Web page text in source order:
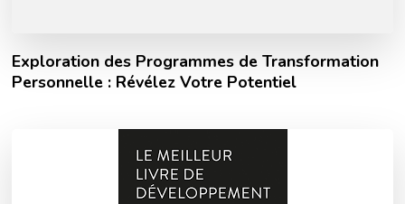
Exploration des Programmes de Transformation
Personnelle : Révélez Votre Potentiel